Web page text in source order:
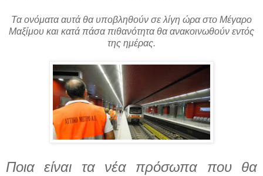
Τα ονόματα αυτά θα υποβληθούν σε λίγη ώρα στο Μέγαρο
Μαξίμου και κατά πάσα πιθανότητα θα ανακοινωθούν εντός
της ημέρας.
Ποια είναι τα νέα πρόσωπα που θα